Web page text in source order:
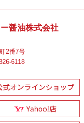
醤油株式会社
2番7号
6118